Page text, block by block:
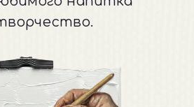
поэтому